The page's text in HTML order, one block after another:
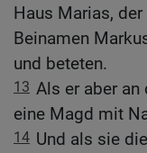
Haus Marias,
Beinamen
und beteten.
13 Als er aber
eine Magd mit
14 Und als sie